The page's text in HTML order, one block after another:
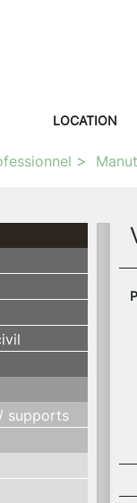
LOCATION
supports